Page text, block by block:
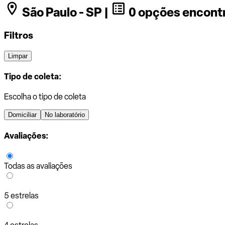
São Paulo - SP |
0 opções
Filtros
Limpar
Tipo de coleta:
Escolha o tipo de coleta
Domiciliar No laboratório
Avaliações:
Todas as avaliações
5 estrelas